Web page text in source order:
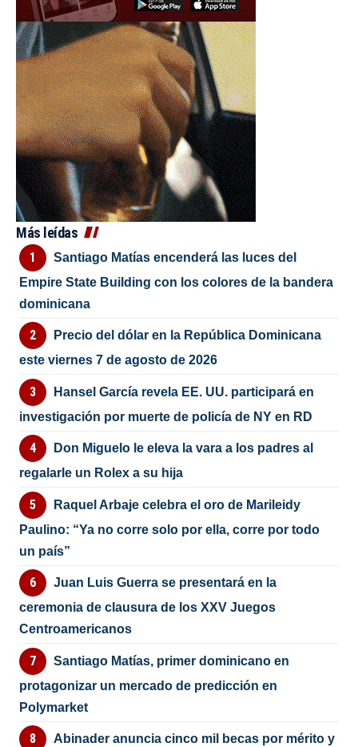
Más leídas
Santiago Matías encenderá las luces del
Empire State Building con los colores de la bandera
dominicana
Precio del dólar en la República Dominicana
este viernes 7 de agosto de 2026
Hansel García revela EE. UU. participará en
investigación por muerte de policía de NY en RD
Don Miguelo le eleva la vara a los padres al
regalarle un Rolex a su hija
Raquel Arbaje celebra el oro de Marileidy
Paulino: “Ya no corre solo por ella, corre por todo
un país”
Juan Luis Guerra se presentará en la
ceremonia de clausura de los XXV Juegos
Centroamericanos
Santiago Matías, primer dominicano en
protagonizar un mercado de predicción en
Polymarket
Abinader anuncia cinco mil becas por mérito y